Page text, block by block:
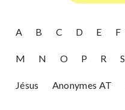
A B C D E F
M N O P R S
Jésus Anonymes AT